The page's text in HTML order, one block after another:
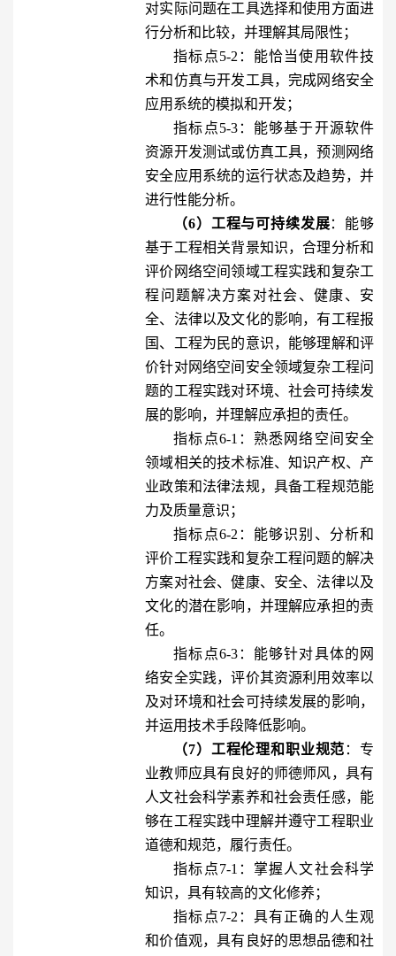
对实际问题在工具选择和使用方面进
行分析和比较，并理解其局限性；
指标点5-2：能恰当使用软件技
术和仿真与开发工具，完成网络安全
应用系统的模拟和开发；
指标点5-3：能够基于开源软件
资源开发测试或仿真工具，预测网络
安全应用系统的运行状态及趋势，并
进行性能分析。
（6）工程与可持续发展：能够
基于工程相关背景知识，合理分析和
评价网络空间领域工程实践和复杂工
程问题解决方案对社会、健康、安
全、法律以及文化的影响，有工程报
国、工程为民的意识，能够理解和评
价针对网络空间安全领域复杂工程问
题的工程实践对环境、社会可持续发
展的影响，并理解应承担的责任。
指标点6-1：熟悉网络空间安全
领域相关的技术标准、知识产权、产
业政策和法律法规，具备工程规范能
力及质量意识；
指标点6-2：能够识别、分析和
评价工程实践和复杂工程问题的解决
方案对社会、健康、安全、法律以及
文化的潜在影响，并理解应承担的责
任。
指标点6-3：能够针对具体的网
络安全实践，评价其资源利用效率以
及对环境和社会可持续发展的影响，
并运用技术手段降低影响。
（7）工程伦理和职业规范 ：专
业教师应具有良好的师德师风，具有
人文社会科学素养和社会责任感，能
够在工程实践中理解并遵守工程职业
道德和规范，履行责任。
指标点7-1：掌握人文社会科学
知识，具有较高的文化修养；
指标点7-2：具有正确的人生观
和价值观，具有良好的思想品德和社